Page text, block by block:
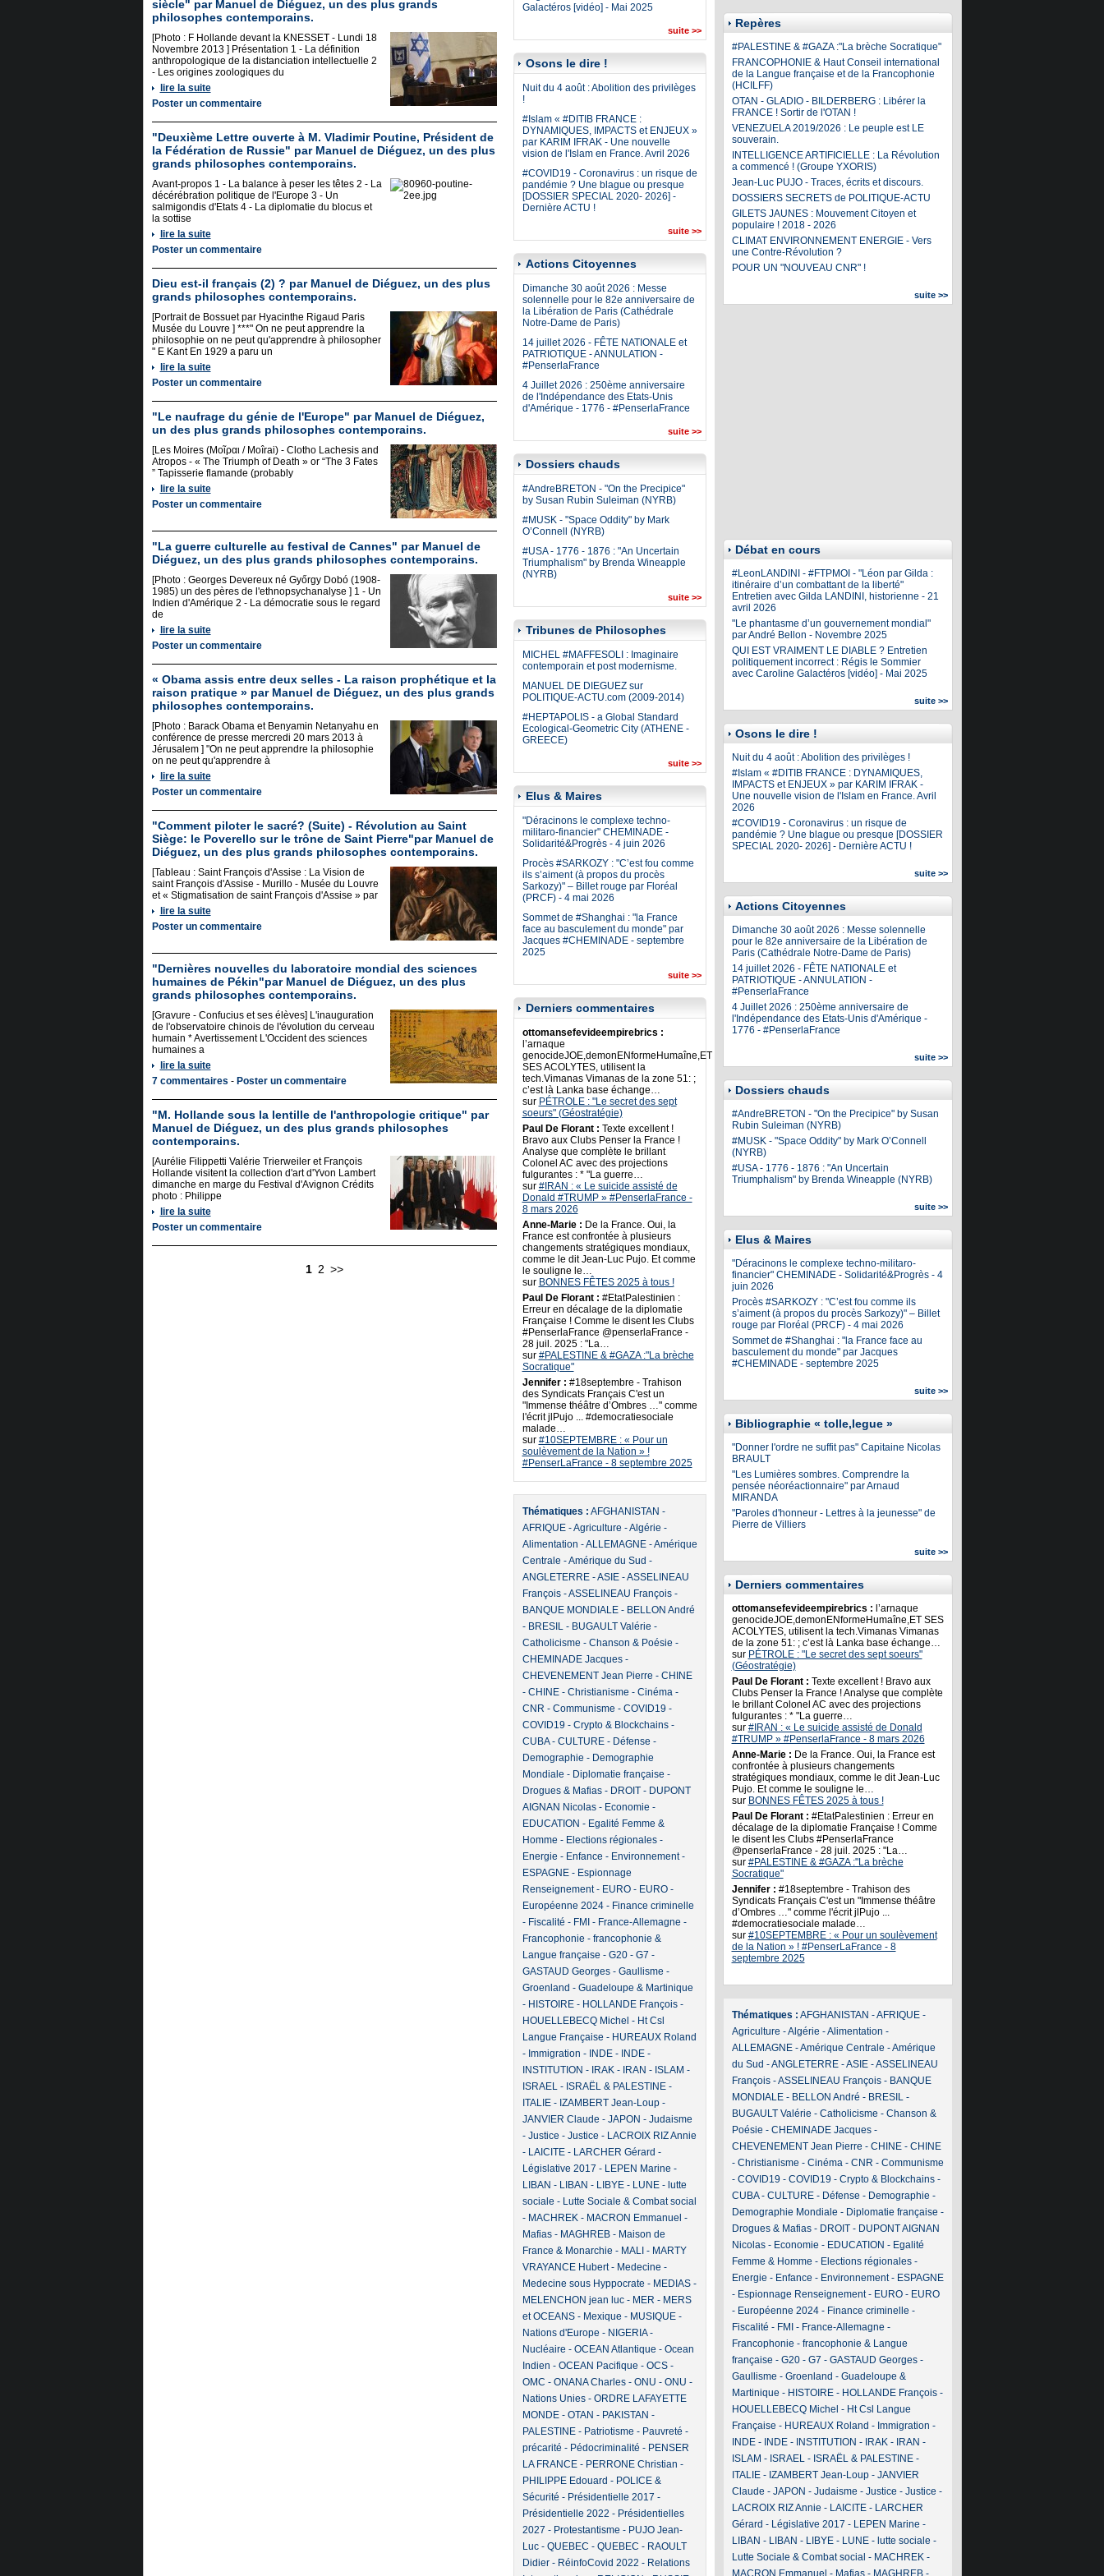
siècle" par Manuel de Diéguez, un des plus grands
philosophes contemporains.
[Photo : F Hollande devant la KNESSET - Lundi 18
Novembre 2013 ] Présentation 1 - La définition
anthropologique de la distanciation intellectuelle 2
- Les origines zoologiques du
lire la suite
Poster un commentaire
"Deuxième Lettre ouverte à M. Vladimir Poutine, Président de
la Fédération de Russie" par Manuel de Diéguez, un des plus
grands philosophes contemporains.
Avant-propos 1 - La balance à peser les têtes 2 - La
décérébration politique de l'Europe 3 - Un
salmigondis d'Etats 4 - La diplomatie du blocus et
la sottise
lire la suite
Poster un commentaire
Dieu est-il français (2) ? par Manuel de Diéguez, un des plus
grands philosophes contemporains.
[Portrait de Bossuet par Hyacinthe Rigaud Paris
Musée du Louvre ] ***" On ne peut apprendre la
philosophie on ne peut qu'apprendre à philosopher
" E Kant En 1929 a paru un
lire la suite
Poster un commentaire
"Le naufrage du génie de l'Europe" par Manuel de Diéguez,
un des plus grands philosophes contemporains.
[Les Moires (Μοῖραι / Moîrai) - Clotho Lachesis and
Atropos - « The Triumph of Death » or “The 3 Fates
” Tapisserie flamande (probably
lire la suite
Poster un commentaire
"La guerre culturelle au festival de Cannes" par Manuel de
Diéguez, un des plus grands philosophes contemporains.
[Photo : Georges Devereux né Győrgy Dobó (1908-
1985) un des pères de l'ethnopsychanalyse ] 1 - Un
Indien d'Amérique 2 - La démocratie sous le regard
de
lire la suite
Poster un commentaire
« Obama assis entre deux selles - La raison prophétique et la
raison pratique » par Manuel de Diéguez, un des plus grands
philosophes contemporains.
[Photo : Barack Obama et Benyamin Netanyahu en
conférence de presse mercredi 20 mars 2013 à
Jérusalem ] "On ne peut apprendre la philosophie
on ne peut qu'apprendre à
lire la suite
Poster un commentaire
"Comment piloter le sacré? (Suite) - Révolution au Saint
Siège: le Poverello sur le trône de Saint Pierre"par Manuel de
Diéguez, un des plus grands philosophes contemporains.
[Tableau : Saint François d'Assise : La Vision de
saint François d'Assise - Murillo - Musée du Louvre
et « Stigmatisation de saint François d'Assise » par
lire la suite
Poster un commentaire
"Dernières nouvelles du laboratoire mondial des sciences
humaines de Pékin"par Manuel de Diéguez, un des plus
grands philosophes contemporains.
[Gravure - Confucius et ses élèves] L'inauguration
de l'observatoire chinois de l'évolution du cerveau
humain * Avertissement L'Occident des sciences
humaines a
lire la suite
7 commentaires - Poster un commentaire
"M. Hollande sous la lentille de l'anthropologie critique" par
Manuel de Diéguez, un des plus grands philosophes
contemporains.
[Aurélie Filippetti Valérie Trierweiler et François
Hollande visitent la collection d'art d'Yvon Lambert
dimanche en marge du Festival d'Avignon Crédits
photo : Philippe
lire la suite
Poster un commentaire
1 2 >>
Galactéros [vidéo] - Mai 2025
suite >>
Osons le dire !
Nuit du 4 août : Abolition des privilèges
!
#Islam « #DITIB FRANCE :
DYNAMIQUES, IMPACTS et ENJEUX »
par KARIM IFRAK - Une nouvelle
vision de l'Islam en France. Avril 2026
#COVID19 - Coronavirus : un risque de
pandémie ? Une blague ou presque
[DOSSIER SPECIAL 2020- 2026] -
Dernière ACTU !
suite >>
Actions Citoyennes
Dimanche 30 août 2026 : Messe
solennelle pour le 82e anniversaire de
la Libération de Paris (Cathédrale
Notre-Dame de Paris)
14 juillet 2026 - FÊTE NATIONALE et
PATRIOTIQUE - ANNULATION -
#PenserlaFrance
4 Juillet 2026 : 250ème anniversaire
de l'Indépendance des Etats-Unis
d'Amérique - 1776 - #PenserlaFrance
suite >>
Dossiers chauds
#AndreBRETON - "On the Precipice"
by Susan Rubin Suleiman (NYRB)
#MUSK - "Space Oddity" by Mark
O’Connell (NYRB)
#USA - 1776 - 1876 : "An Uncertain
Triumphalism" by Brenda Wineapple
(NYRB)
suite >>
Tribunes de Philosophes
MICHEL #MAFFESOLI : Imaginaire
contemporain et post modernisme.
MANUEL DE DIEGUEZ sur
POLITIQUE-ACTU.com (2009-2014)
#HEPTAPOLIS - a Global Standard
Ecological-Geometric City (ATHENE -
GREECE)
suite >>
Elus & Maires
"Déracinons le complexe techno-
militaro-financier" CHEMINADE -
Solidarité&Progrès - 4 juin 2026
Procès #SARKOZY : "C’est fou comme
ils s’aiment (à propos du procès
Sarkozy)" – Billet rouge par Floréal
(PRCF) - 4 mai 2026
Sommet de #Shanghai : "la France
face au basculement du monde" par
Jacques #CHEMINADE - septembre
2025
suite >>
Derniers commentaires
ottomansefevideempirebrics :
l’arnaque
genocideJOE,demonENformeHumaîne,ET
SES ACOLYTES, utilisent la
tech.Vimanas Vimanas de la zone 51: ;
c’est là Lanka base échange…
sur PÉTROLE : "Le secret des sept
soeurs" (Géostratégie)
Paul De Florant : Texte excellent !
Bravo aux Clubs Penser la France !
Analyse que complète le brillant
Colonel AC avec des projections
fulgurantes : * "La guerre…
sur #IRAN : « Le suicide assisté de
Donald #TRUMP » #PenserlaFrance -
8 mars 2026
Anne-Marie : De la France. Oui, la
France est confrontée à plusieurs
changements stratégiques mondiaux,
comme le dit Jean-Luc Pujo. Et comme
le souligne le…
sur BONNES FÊTES 2025 à tous !
Paul De Florant : #EtatPalestinien :
Erreur en décalage de la diplomatie
Française ! Comme le disent les Clubs
#PenserlaFrance @penserlaFrance -
28 juil. 2025 : "La…
sur #PALESTINE & #GAZA :"La brèche
Socratique"
Jennifer : #18septembre - Trahison
des Syndicats Français C'est un
"Immense théâtre d’Ombres …" comme
l'écrit jlPujo ... #democratiesociale
malade…
sur #10SEPTEMBRE : « Pour un
soulèvement de la Nation » !
#PenserLaFrance - 8 septembre 2025
Thématiques : AFGHANISTAN -
AFRIQUE-Agriculture -Algérie -
Alimentation -ALLEMAGNE-Amérique
Centrale -Amérique du Sud -
ANGLETERRE-ASIE-ASSELINEAU
François-ASSELINEAU François-
BANQUE MONDIALE- BELLON André
- BRESIL- BUGAULT Valérie -
Catholicisme - Chanson & Poésie -
CHEMINADE Jacques-
CHEVENEMENT Jean Pierre - CHINE
- CHINE- Christianisme - Cinéma-
CNR - Communisme - COVID19 -
COVID19 - Crypto & Blockchains-
CUBA- CULTURE- Défense -
Demographie - Demographie
Mondiale - Diplomatie française -
Drogues & Mafias- DROIT- DUPONT
AIGNAN Nicolas- Economie -
EDUCATION - Egalité Femme &
Homme - Elections régionales-
Energie - Enfance - Environnement-
ESPAGNE- Espionnage
Renseignement- EURO- EURO-
Européenne 2024- Finance criminelle
- Fiscalité - FMI - France-Allemagne -
Francophonie - francophonie &
Langue française - G20- G7 -
GASTAUD Georges- Gaullisme -
Groenland - Guadeloupe & Martinique
- HISTOIRE- HOLLANDE François-
HOUELLEBECQ Michel - Ht Csl
Langue Française - HUREAUX Roland
- Immigration - INDE- INDE-
INSTITUTION - IRAK- IRAN - ISLAM -
ISRAEL- ISRAËL & PALESTINE-
ITALIE- IZAMBERT Jean-Loup-
JANVIER Claude - JAPON - Judaisme
- Justice - Justice - LACROIX RIZ Annie
- LAICITE- LARCHER Gérard -
Législative 2017 - LEPEN Marine -
LIBAN - LIBAN - LIBYE- LUNE- lutte
sociale - Lutte Sociale & Combat social
- MACHREK- MACRON Emmanuel -
Mafias- MAGHREB- Maison de
France & Monarchie - MALI - MARTY
VRAYANCE Hubert- Medecine -
Medecine sous Hyppocrate - MEDIAS-
MELENCHON jean luc- MER - MERS
et OCEANS- Mexique - MUSIQUE-
Nations d'Europe - NIGERIA-
Nucléaire - OCEAN Atlantique - Ocean
Indien - OCEAN Pacifique - OCS-
OMC - ONANA Charles- ONU - ONU -
Nations Unies- ORDRE LAFAYETTE
MONDE- OTAN - PAKISTAN -
PALESTINE- Patriotisme - Pauvreté -
précarité - Pédocriminalité - PENSER
LA FRANCE- PERRONE Christian -
PHILIPPE Edouard - POLICE &
Sécurité - Présidentielle 2017 -
Présidentielle 2022 - Présidentielles
2027 - Protestantisme - PUJO Jean-
Luc- QUEBEC - QUEBEC - RAOULT
Didier- RéinfoCovid 2022 - Relations
Repères
#PALESTINE & #GAZA :"La brèche Socratique"
FRANCOPHONIE & Haut Conseil international
de la Langue française et de la Francophonie
(HCILFF)
OTAN - GLADIO - BILDERBERG : Libérer la
FRANCE ! Sortir de l'OTAN !
VENEZUELA 2019/2026 : Le peuple est LE
souverain.
INTELLIGENCE ARTIFICIELLE : La Révolution
a commencé ! (Groupe YXORIS)
Jean-Luc PUJO - Traces, écrits et discours.
DOSSIERS SECRETS de POLITIQUE-ACTU
GILETS JAUNES : Mouvement Citoyen et
populaire ! 2018 - 2026
CLIMAT ENVIRONNEMENT ENERGIE - Vers
une Contre-Révolution ?
POUR UN "NOUVEAU CNR" !
suite >>
Débat en cours
#LeonLANDINI - #FTPMOI - "Léon par Gilda :
itinéraire d’un combattant de la liberté"
Entretien avec Gilda LANDINI, historienne - 21
avril 2026
"Le phantasme d’un gouvernement mondial"
par André Bellon - Novembre 2025
QUI EST VRAIMENT LE DIABLE ? Entretien
politiquement incorrect : Régis le Sommier
avec Caroline Galactéros [vidéo] - Mai 2025
suite >>
Osons le dire !
Nuit du 4 août : Abolition des privilèges !
#Islam « #DITIB FRANCE : DYNAMIQUES,
IMPACTS et ENJEUX » par KARIM IFRAK -
Une nouvelle vision de l'Islam en France. Avril
2026
#COVID19 - Coronavirus : un risque de
pandémie ? Une blague ou presque [DOSSIER
SPECIAL 2020- 2026] - Dernière ACTU !
suite >>
Actions Citoyennes
Dimanche 30 août 2026 : Messe solennelle
pour le 82e anniversaire de la Libération de
Paris (Cathédrale Notre-Dame de Paris)
14 juillet 2026 - FÊTE NATIONALE et
PATRIOTIQUE - ANNULATION -
#PenserlaFrance
4 Juillet 2026 : 250ème anniversaire de
l'Indépendance des Etats-Unis d'Amérique -
1776 - #PenserlaFrance
suite >>
Dossiers chauds
#AndreBRETON - "On the Precipice" by Susan
Rubin Suleiman (NYRB)
#MUSK - "Space Oddity" by Mark O’Connell
(NYRB)
#USA - 1776 - 1876 : "An Uncertain
Triumphalism" by Brenda Wineapple (NYRB)
suite >>
Elus & Maires
"Déracinons le complexe techno-militaro-
financier" CHEMINADE - Solidarité&Progrès - 4
juin 2026
Procès #SARKOZY : "C’est fou comme ils
s’aiment (à propos du procès Sarkozy)" – Billet
rouge par Floréal (PRCF) - 4 mai 2026
Sommet de #Shanghai : "la France face au
basculement du monde" par Jacques
#CHEMINADE - septembre 2025
suite >>
Bibliographie « tolle,legue »
"Donner l'ordre ne suffit pas" Capitaine Nicolas
BRAULT
"Les Lumières sombres. Comprendre la
pensée néoréactionnaire" par Arnaud
MIRANDA
"Paroles d'honneur - Lettres à la jeunesse" de
Pierre de Villiers
suite >>
Derniers commentaires
ottomansefevideempirebrics : l’arnaque
genocideJOE,demonENformeHumaîne,ET SES
ACOLYTES, utilisent la tech.Vimanas Vimanas
de la zone 51: ; c’est là Lanka base échange…
sur PÉTROLE : "Le secret des sept soeurs"
(Géostratégie)
Paul De Florant : Texte excellent ! Bravo aux
Clubs Penser la France ! Analyse que complète
le brillant Colonel AC avec des projections
fulgurantes : * "La guerre…
sur #IRAN : « Le suicide assisté de Donald
#TRUMP » #PenserlaFrance - 8 mars 2026
Anne-Marie : De la France. Oui, la France est
confrontée à plusieurs changements
stratégiques mondiaux, comme le dit Jean-Luc
Pujo. Et comme le souligne le…
sur BONNES FÊTES 2025 à tous !
Paul De Florant : #EtatPalestinien : Erreur en
décalage de la diplomatie Française ! Comme
le disent les Clubs #PenserlaFrance
@penserlaFrance - 28 juil. 2025 : "La…
sur #PALESTINE & #GAZA :"La brèche
Socratique"
Jennifer : #18septembre - Trahison des
Syndicats Français C'est un "Immense théâtre
d’Ombres …" comme l'écrit jlPujo ...
#democratiesociale malade…
sur #10SEPTEMBRE : « Pour un soulèvement
de la Nation » ! #PenserLaFrance - 8
septembre 2025
Thématiques : AFGHANISTAN -AFRIQUE-
Agriculture -Algérie -Alimentation -
ALLEMAGNE-Amérique Centrale -Amérique
du Sud -ANGLETERRE-ASIE-ASSELINEAU
François-ASSELINEAU François- BANQUE
MONDIALE- BELLON André - BRESIL-
BUGAULT Valérie - Catholicisme - Chanson &
Poésie - CHEMINADE Jacques-
CHEVENEMENT Jean Pierre - CHINE- CHINE
- Christianisme - Cinéma- CNR - Communisme
- COVID19 - COVID19 - Crypto & Blockchains-
CUBA- CULTURE- Défense - Demographie -
Demographie Mondiale - Diplomatie française -
Drogues & Mafias- DROIT- DUPONT AIGNAN
Nicolas- Economie - EDUCATION - Egalité
Femme & Homme - Elections régionales-
Energie - Enfance - Environnement- ESPAGNE
- Espionnage Renseignement- EURO- EURO
- Européenne 2024- Finance criminelle -
Fiscalité - FMI - France-Allemagne -
Francophonie - francophonie & Langue
française - G20- G7 - GASTAUD Georges-
Gaullisme - Groenland - Guadeloupe &
Martinique - HISTOIRE- HOLLANDE François-
HOUELLEBECQ Michel - Ht Csl Langue
Française - HUREAUX Roland - Immigration -
INDE- INDE- INSTITUTION - IRAK- IRAN -
ISLAM - ISRAEL- ISRAËL & PALESTINE-
ITALIE- IZAMBERT Jean-Loup- JANVIER
Claude - JAPON - Judaisme - Justice - Justice -
LACROIX RIZ Annie - LAICITE- LARCHER
Gérard - Législative 2017 - LEPEN Marine -
LIBAN - LIBAN - LIBYE- LUNE- lutte sociale -
Lutte Sociale & Combat social - MACHREK-
MACRON Emmanuel - Mafias- MAGHREB-